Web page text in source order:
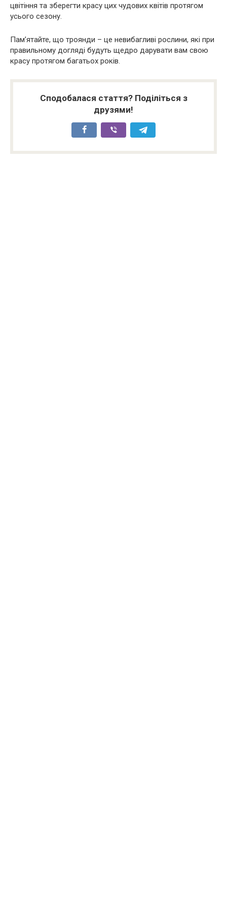
цвітіння та зберегти красу цих чудових квітів протягом
усього сезону.
Пам’ятайте, що троянди – це невибагливі рослини, які при
правильному догляді будуть щедро дарувати вам свою
красу протягом багатьох років.
Сподобалася стаття? Поділіться з
друзями!